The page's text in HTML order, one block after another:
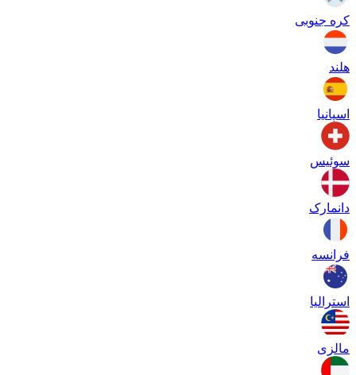
کره جنوبی
هلند
اسپانیا
سوئیس
دانمارک
فرانسه
استرالیا
مالزی